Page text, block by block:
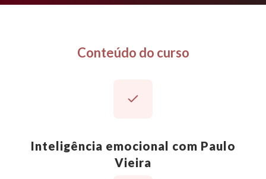
Conteúdo do curso
Inteligência emocional com Paulo
Vieira